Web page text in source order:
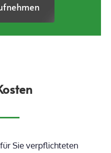
Sie verpflichteten